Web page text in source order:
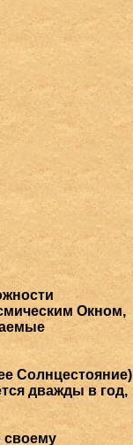
Окном,
Солнцестояние)
дважды в год,
своему